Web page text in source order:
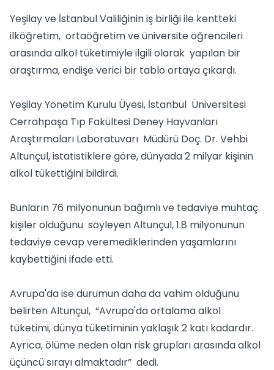
Yeşilay ve İstanbul Valiliğinin iş birliği ile kentteki
ilköğretim, ortaöğretim ve üniversite öğrencileri
arasında alkol tüketimiyle ilgili olarak yapılan bir
araştırma, endişe verici bir tablo ortaya çıkardı.
Yeşilay Yönetim Kurulu Üyesi, İstanbul Üniversitesi
Cerrahpaşa Tıp Fakültesi Deney Hayvanları
Araştırmaları Laboratuvarı Müdürü Doç. Dr. Vehbi
Altunçul, istatistiklere göre, dünyada 2 milyar kişinin
alkol tükettiğini bildirdi.
Bunların 76 milyonunun bağımlı ve tedaviye muhtaç
kişiler olduğunu söyleyen Altunçul, 1.8 milyonunun
tedaviye cevap veremediklerinden yaşamlarını
kaybettiğini ifade etti.
Avrupa'da ise durumun daha da vahim olduğunu
belirten Altunçul, “Avrupa'da ortalama alkol
tüketimi, dünya tüketiminin yaklaşık 2 katı kadardır.
Ayrıca, ölüme neden olan risk grupları arasında alkol
üçüncü sırayı almaktadır” dedi.